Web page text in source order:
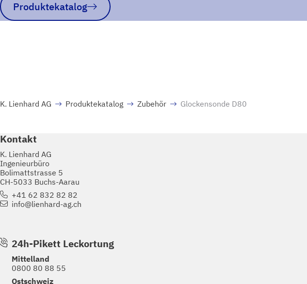
Produktekatalog
K. Lienhard AG Produktekatalog Zubehör Glockensonde D80
Kontakt
K. Lienhard AG
Ingenieurbüro
Bolimattstrasse 5
CH-5033 Buchs-Aarau
+41 62 832 82 82
info@lienhard-ag.ch
24h-Pikett Leckortung
Mittelland
0800 80 88 55
Ostschweiz